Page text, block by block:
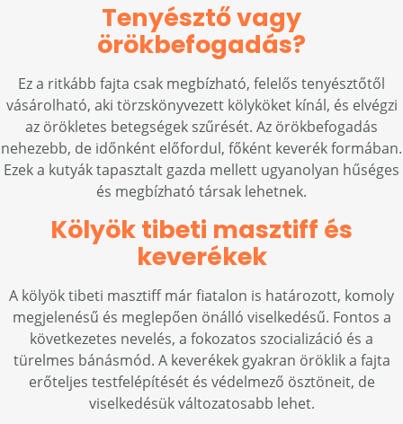
Tenyésztő vagy
örökbefogadás?
Ez a ritkább fajta csak megbízható, felelős tenyésztőtől
vásárolható, aki törzskönyvezett kölyköket kínál, és elvégzi
az örökletes betegségek szűrését. Az örökbefogadás
nehezebb, de időnként előfordul, főként keverék formában.
Ezek a kutyák tapasztalt gazda mellett ugyanolyan hűséges
és megbízható társak lehetnek.
Kölyök tibeti masztiff és
keverékek
A kölyök tibeti masztiff már fiatalon is határozott, komoly
megjelenésű és meglepően önálló viselkedésű. Fontos a
következetes nevelés, a fokozatos szocializáció és a
türelmes bánásmód. A keverékek gyakran öröklik a fajta
erőteljes testfelépítését és védelmező ösztöneit, de
viselkedésük változatosabb lehet.